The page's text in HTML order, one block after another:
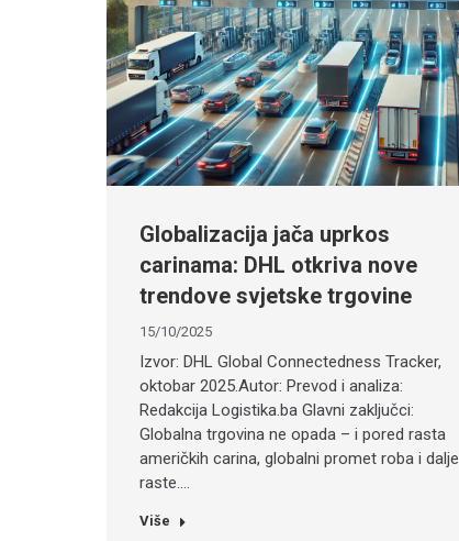
Globalizacija jača uprkos
carinama: DHL otkriva nove
trendove svjetske trgovine
15/10/2025
Izvor: DHL Global Connectedness Tracker,
oktobar 2025.Autor: Prevod i analiza:
Redakcija Logistika.ba Glavni zaključci:
Globalna trgovina ne opada – i pored rasta
američkih carina, globalni promet roba i dalje
raste.…
Više